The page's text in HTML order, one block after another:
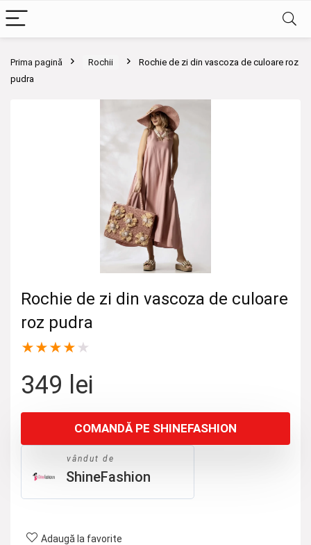
Prima pagină Rochii
Rochie de zi din vascoza de culoare roz
pudra
Rochie de zi din vascoza de culoare
roz pudra
★★★★ ★
349 lei
COMANDĂ PE SHINEFASHION
vândut de
ShineFashion
Adaugă la favorite